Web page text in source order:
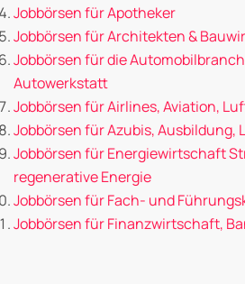
Jobbörsen für Apotheker
Jobbörsen für Architekten &
Jobbörsen für die
Autowerkstatt
Jobbörsen für Airlines, Aviation,
Jobbörsen für Azubis, Ausbildung,
Jobbörsen für Energiewirtschaft
regenerative Energie
Jobbörsen für Fach- und
Jobbörsen für Finanzwirtschaft,